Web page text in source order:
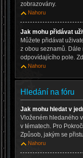
zobrazovány.
Nahoru
Jak mohu přidávat
Můžete přidávat
z obou seznamů.
odpovídajícího pole.
Nahoru
Hledání na fóru
Jak mohu hledat v
Vloženém hledaného
v tématech. Pro
Způsob, jakým se
Nahoru